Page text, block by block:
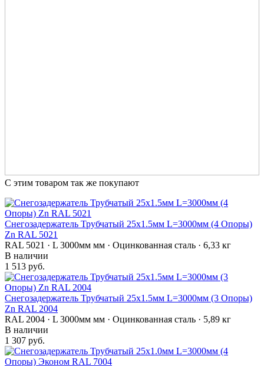
С этим товаром так же покупают
Снегозадержатель Трубчатый 25х1.5мм L=3000мм (4 Опоры)
Zn RAL 5021
RAL 5021 · L 3000мм мм · Оцинкованная сталь · 6,33 кг
В наличии
1 513 руб.
Снегозадержатель Трубчатый 25х1.5мм L=3000мм (3 Опоры)
Zn RAL 2004
RAL 2004 · L 3000мм мм · Оцинкованная сталь · 5,89 кг
В наличии
1 307 руб.